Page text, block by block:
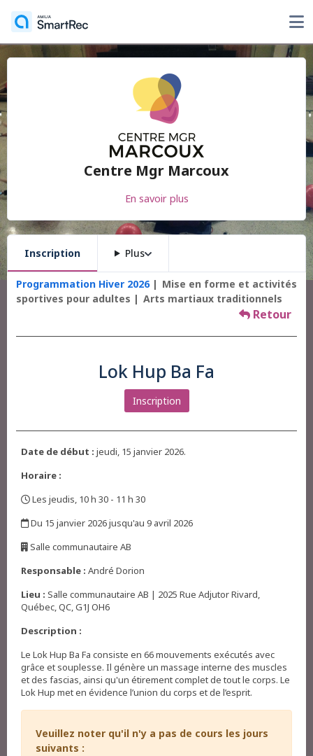
Centre Mgr Marcoux
En savoir plus
Inscription Plus
Programmation Hiver 2026
Mise en forme et activités
sportives pour adultes
Arts martiaux traditionnels
Retour
Lok Hup Ba Fa
Inscription
Date de début : jeudi, 15 janvier 2026.
Horaire :
Les jeudis, 10 h 30 - 11 h 30
Du 15 janvier 2026 jusqu'au 9 avril 2026
Salle communautaire AB
Responsable : André Dorion
Lieu : Salle communautaire AB | 2025 Rue Adjutor Rivard,
Québec, QC, G1J OH6
Description :
Le Lok Hup Ba Fa consiste en 66 mouvements exécutés avec
grâce et souplesse. Il génère un massage interne des muscles
et des fascias, ainsi qu'un étirement complet de tout le corps. Le
Lok Hup met en évidence l’union du corps et de l’esprit.
Veuillez noter qu'il n'y a pas de cours les jours
suivants :